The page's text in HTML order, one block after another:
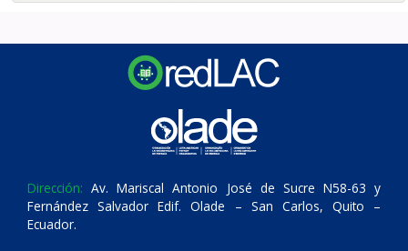
Dirección: Av. Mariscal Antonio José de Sucre N58-63 y
Fernández Salvador Edif. Olade – San Carlos, Quito –
Ecuador.